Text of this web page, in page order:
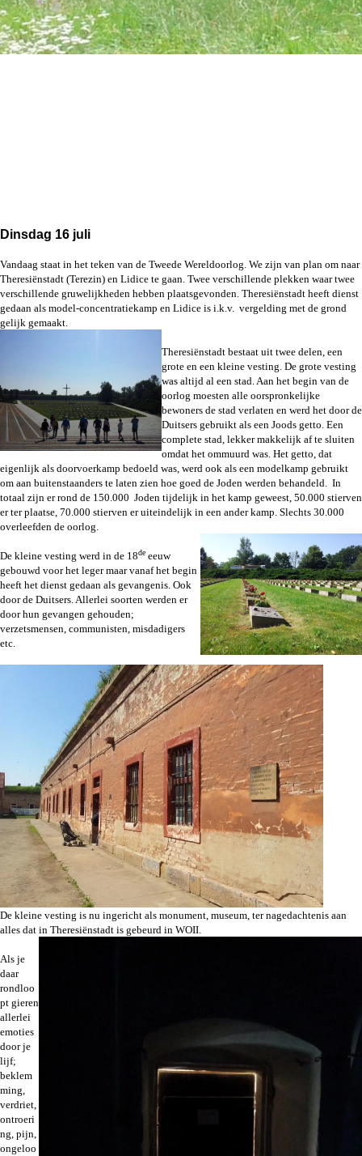
Dinsdag 16 juli
Vandaag staat in het teken van de Tweede Wereldoorlog. We zijn van plan om naar
Theresiënstadt (Terezin) en Lidice te gaan. Twee verschillende plekken waar twee
verschillende gruwelijkheden hebben plaatsgevonden. Theresiënstadt heeft dienst
gedaan als model-concentratiekamp en Lidice is i.k.v. vergelding met de grond
gelijk gemaakt.
Theresiënstadt bestaat uit twee delen, een
grote en een kleine vesting. De grote vesting
was altijd al een stad. Aan het begin van de
oorlog moesten alle oorspronkelijke
bewoners de stad verlaten en werd het door de
Duitsers gebruikt als een Joods getto. Een
complete stad, lekker makkelijk af te sluiten
omdat het ommuurd was. Het getto, dat
eigenlijk als doorvoerkamp bedoeld was, werd ook als een modelkamp gebruikt
om aan buitenstaanders te laten zien hoe goed de Joden werden behandeld. In
totaal zijn er rond de 150.000 Joden tijdelijk in het kamp geweest, 50.000 stierven
er ter plaatse, 70.000 stierven er uiteindelijk in een ander kamp. Slechts 30.000
overleefden de oorlog.
De kleine vesting werd in de 18de eeuw
gebouwd voor het leger maar vanaf het begin
heeft het dienst gedaan als gevangenis. Ook
door de Duitsers. Allerlei soorten werden er
door hun gevangen gehouden;
verzetsmensen, communisten, misdadigers
etc.
De kleine vesting is nu ingericht als monument, museum, ter nagedachtenis aan
alles dat in Theresiënstadt is gebeurd in WOII.
Als je
daar
rondloo
pt gieren
allerlei
emoties
door je
lijf;
beklem
ming,
verdriet,
ontroeri
ng, pijn,
ongeloo